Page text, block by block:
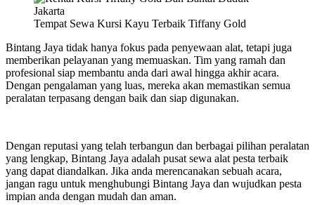
Tempat Sewa Kursi Kayu Terbaik Tiffany Gold
Bintang Jaya tidak hanya fokus pada penyewaan alat, tetapi juga
memberikan pelayanan yang memuaskan. Tim yang ramah dan
profesional siap membantu anda dari awal hingga akhir acara.
Dengan pengalaman yang luas, mereka akan memastikan semua
peralatan terpasang dengan baik dan siap digunakan.
Dengan reputasi yang telah terbangun dan berbagai pilihan peralatan
yang lengkap, Bintang Jaya adalah pusat sewa alat pesta terbaik
yang dapat diandalkan. Jika anda merencanakan sebuah acara,
jangan ragu untuk menghubungi Bintang Jaya dan wujudkan pesta
impian anda dengan mudah dan aman.